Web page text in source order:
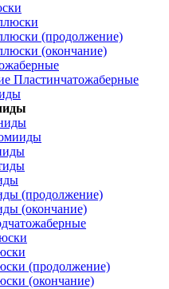
(продолжение)
(окончание)
Пластинчатожаберные
(продолжение)
(окончание)
(продолжение)
(окончание)